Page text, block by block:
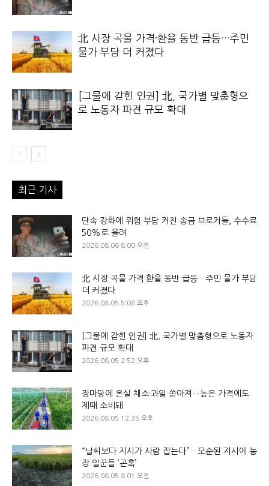
北 시장 곡물 가격·환율 동반 급등…주민
물가 부담 더 커졌다
[그물에 갇힌 인권] 北, 국가별 맞춤형으
로 노동자 파견 규모 확대
최근 기사
단속 강화에 위험 부담 커진 송금 브로커들, 수수료
50%로 올려
2026.08.06 8:00 오전
北 시장 곡물 가격·환율 동반 급등…주민 물가 부담
더 커졌다
2026.08.05 5:08 오후
[그물에 갇힌 인권] 北, 국가별 맞춤형으로 노동자
파견 규모 확대
2026.08.05 2:52 오후
장마당에 온실 채소·과일 쏟아져…높은 가격에도
제때 소비돼
2026.08.05 12:35 오후
“날씨보다 지시가 사람 잡는다”…모순된 지시에 농
장 일꾼들 ‘곤혹’
2026.08.05 8:01 오전